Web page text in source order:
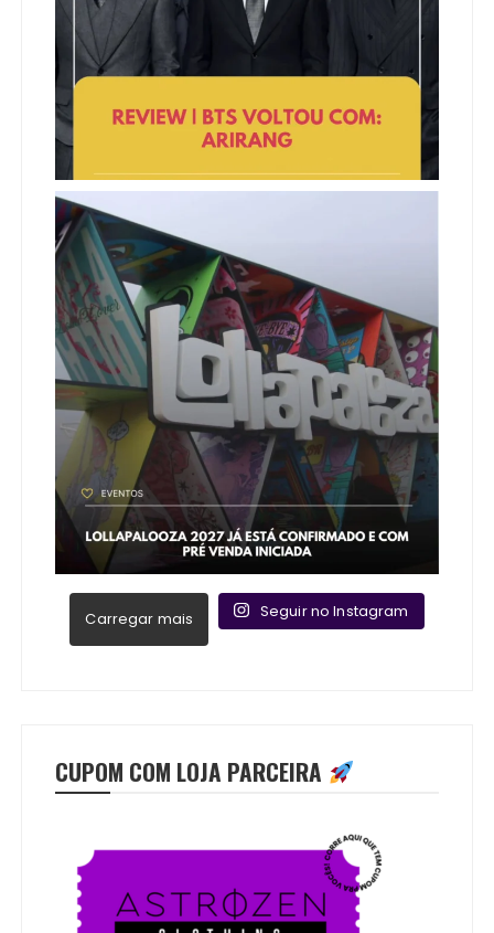
Carregar mais Seguir no Instagram
CUPOM COM LOJA PARCEIRA